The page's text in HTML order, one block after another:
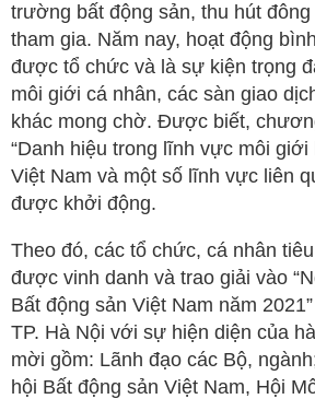
trường bất động sản, thu hút
tham gia. Năm nay, hoạt động
được tổ chức và là sự kiện trọng
môi giới cá nhân, các sàn giao
khác mong chờ. Được biết,
“Danh hiệu trong lĩnh vực môi
Việt Nam và một số lĩnh vực liên
được khởi động.
Theo đó, các tổ chức, cá nhân
được vinh danh và trao giải vào
Bất động sản Việt Nam năm
TP. Hà Nội với sự hiện diện của
mời gồm: Lãnh đạo các Bộ,
hội Bất động sản Việt Nam, Hội